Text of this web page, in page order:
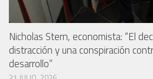
Nicholas Stern, economista: “El
distracción y una conspiración
desarrollo”